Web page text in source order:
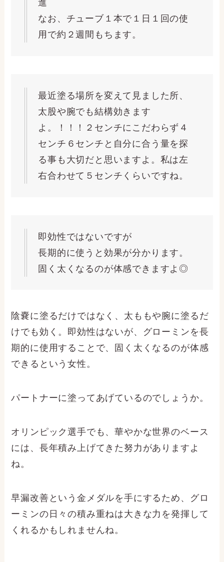
進
なお、チューブ１本で１日１回の使
用で約２週間もちます。
最近塗る場所を変えて見ました所、
太股や腕でも結構効きます
よ。！！！２センチにこだわらず４
センチ６センチと自分に合う量を探
る事も大切だと思いますよ。私は左
右合わせて５センチくらいですね。
即効性ではないですが
長期的に使うと効果が分かります。
固く太くなるのが体感できますよ◎
陰嚢に塗るだけではなく、太ももや腕に塗るだ
けでも効く。即効性はないが、グローミンを長
期的に使用することで、固く太くなるのが体感
できるという女性。
パートナーに塗ってあげているのでしょうか。
オリンピック選手でも、華やかな世界のベース
には、長年積み上げてきた努力がありますよ
ね。
早漏改善という金メダルを手にするため、グロ
ーミンの日々の積み重ねは大きな力を発揮して
くれるかもしれませんね。